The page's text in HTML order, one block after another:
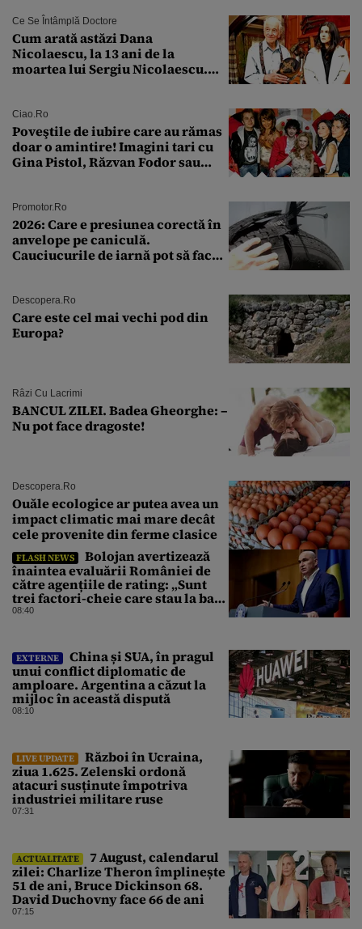
Ce Se Întâmplă Doctore
Cum arată astăzi Dana
Nicolaescu, la 13 ani de la
moartea lui Sergiu Nicolaescu.
Ciao.ro
Poveştile de iubire care au rămas
doar o amintire! Imagini tari cu
Gina Pistol, Răzvan Fodor sau
Promotor.ro
2026: Care e presiunea corectă în
anvelope pe caniculă.
Cauciucurile de iarnă pot să facă
Descopera.ro
Care este cel mai vechi pod din
Europa?
Râzi Cu Lacrimi
BANCUL ZILEI. Badea Gheorghe: –
Nu pot face dragoste!
Descopera.ro
Ouăle ecologice ar putea avea un
impact climatic mai mare decât
cele provenite din ferme clasice
FLASH NEWS
Bolojan avertizează
înaintea evaluării României de
către agențiile de rating: „Sunt
trei factori-cheie care stau la baza
acestor evaluări”
08:40
EXTERNE
China și SUA, în pragul
unui conflict diplomatic de
amploare. Argentina a căzut la
mijloc în această dispută
08:10
LIVE UPDATE
Război în Ucraina,
ziua 1.625. Zelenski ordonă
atacuri susținute împotriva
industriei militare ruse
07:31
ACTUALITATE
7 August, calendarul
zilei: Charlize Theron împlinește
51 de ani, Bruce Dickinson 68.
David Duchovny face 66 de ani
07:15